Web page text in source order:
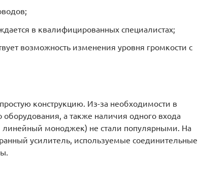
в квалифицированных специалистах;
возможность изменения уровня громкости с
конструкцию. Из-за необходимости в
а также наличия одного входа
линейный моноджек) не стали популярными. На
усилитель, используемые соединительные